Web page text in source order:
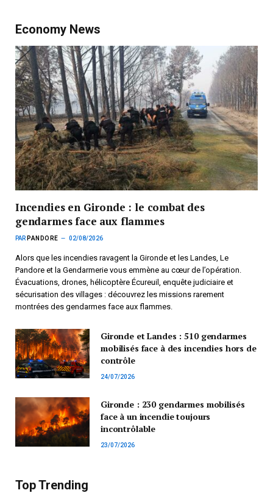
Economy News
Incendies en Gironde : le combat des
gendarmes face aux flammes
PAR PANDORE 02/08/2026
Alors que les incendies ravagent la Gironde et les Landes, Le
Pandore et la Gendarmerie vous emmène au cœur de l’opération.
Évacuations, drones, hélicoptère Écureuil, enquête judiciaire et
sécurisation des villages : découvrez les missions rarement
montrées des gendarmes face aux flammes.
Gironde et Landes : 510 gendarmes
mobilisés face à des incendies hors de
contrôle
24/07/2026
Gironde : 230 gendarmes mobilisés
face à un incendie toujours
incontrôlable
23/07/2026
Top Trending